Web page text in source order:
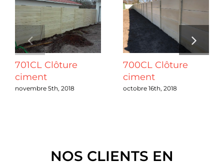
Guide & Aide
Nous Recrutons
Qui sommes-nous ?
701CL Clôture
ciment
novembre 5th, 2018
700CL Clôture
ciment
octobre 16th, 2018
NOS CLIENTS EN